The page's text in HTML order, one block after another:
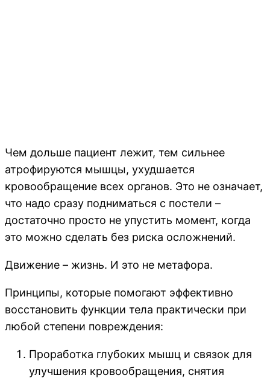
Чем дольше пациент лежит, тем сильнее
атрофируются мышцы, ухудшается
кровообращение всех органов. Это не означает,
что надо сразу подниматься с постели –
достаточно просто не упустить момент, когда
это можно сделать без риска осложнений.
Движение – жизнь. И это не метафора.
Принципы, которые помогают эффективно
восстановить функции тела практически при
любой степени повреждения:
Проработка глубоких мышц и связок для
улучшения кровообращения, снятия